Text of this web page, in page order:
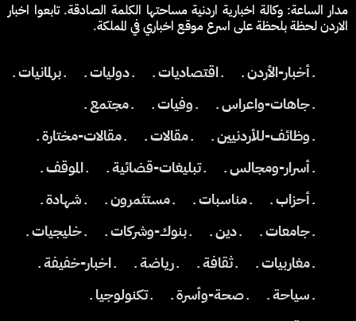
مدار الساعة: وكالة اخبارية اردنية مساحتها الكلمة الصادقة. تابعوا اخبار
الاردن لحظة بلحظة على اسرع موقع اخباري في المملكة.
ـ أخبار-الأردن ـ ـ اقتصاديات ـ ـ دوليات ـ
ـ برلمانيات ـ
ـ جاهات-واعراس ـ
ـ وفيات ـ
ـ مجتمع ـ
ـ وظائف-للأردنيين ـ
ـ مقالات ـ
ـ مقالات-مختارة ـ
ـ أسرار-ومجالس ـ
ـ تبليغات-قضائية ـ
ـ الموقف ـ
ـ أحزاب ـ
ـ مناسبات ـ ـ مستثمرون ـ
ـ شهادة ـ
ـ جامعات ـ
ـ دين ـ ـ بنوك-وشركات ـ
ـ خليجيات ـ
ـ مغاربيات ـ
ـ ثقافة ـ ـ رياضة ـ
ـ اخبار-خفيفة ـ
ـ سياحة ـ
ـ صحة-وأسرة ـ
ـ تكنولوجيا ـ